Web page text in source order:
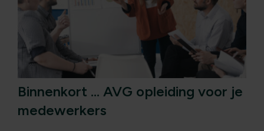
Binnenkort … AVG opleiding voor je
medewerkers